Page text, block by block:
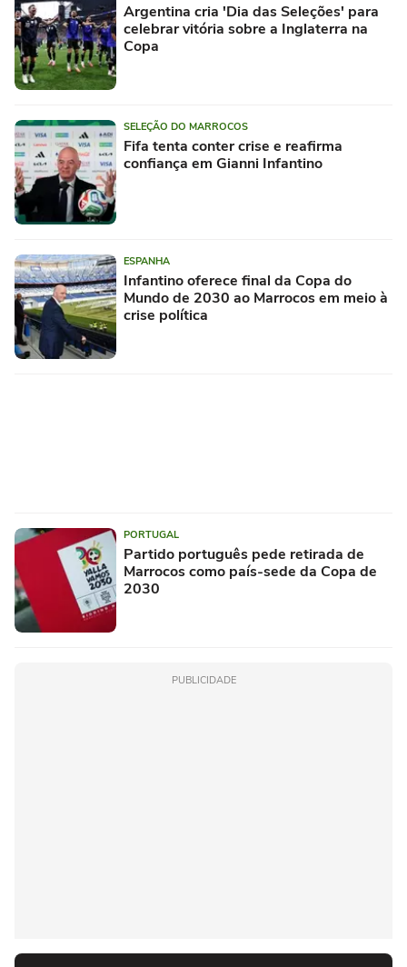
Argentina cria 'Dia das Seleções' para
celebrar vitória sobre a Inglaterra na
Copa
SELEÇÃO DO MARROCOS
Fifa tenta conter crise e reafirma
confiança em Gianni Infantino
ESPANHA
Infantino oferece final da Copa do
Mundo de 2030 ao Marrocos em meio à
crise política
PORTUGAL
Partido português pede retirada de
Marrocos como país-sede da Copa de
2030
PUBLICIDADE